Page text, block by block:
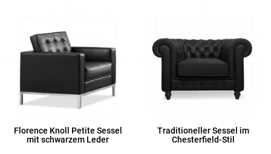
Florence Knoll Petite Sessel
mit schwarzem Leder
Traditioneller Sessel im
Chesterfield-Stil